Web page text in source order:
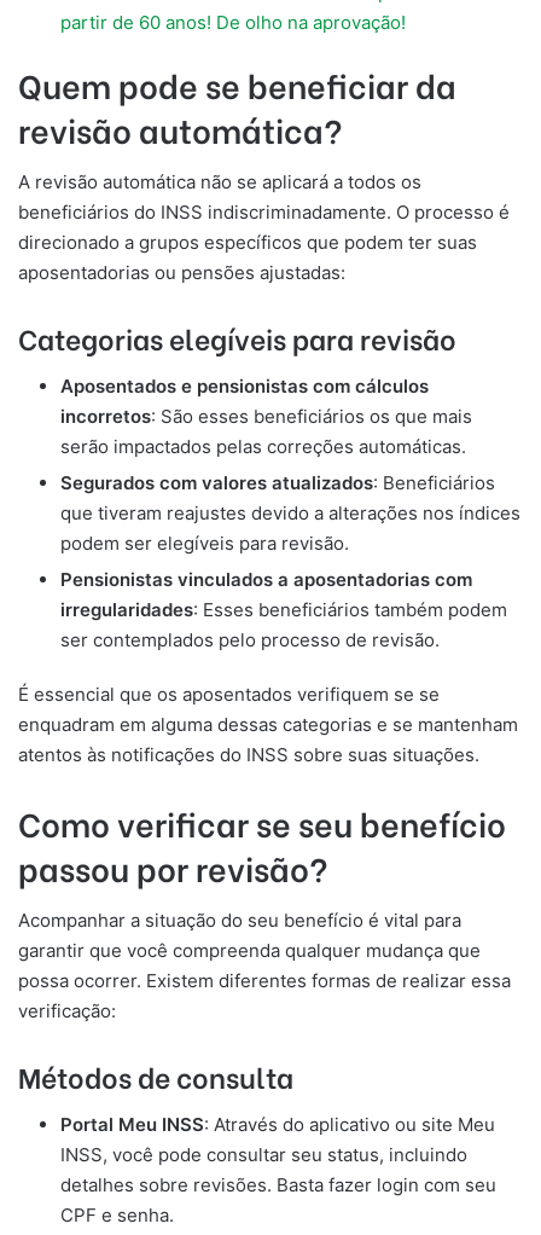
partir de 60 anos! De olho na aprovação!
Quem pode se beneficiar da
revisão automática?
A revisão automática não se aplicará a todos os
beneficiários do INSS indiscriminadamente. O processo é
direcionado a grupos específicos que podem ter suas
aposentadorias ou pensões ajustadas:
Categorias elegíveis para revisão
Aposentados e pensionistas com cálculos
incorretos: São esses beneficiários os que mais
serão impactados pelas correções automáticas.
Segurados com valores atualizados: Beneficiários
que tiveram reajustes devido a alterações nos índices
podem ser elegíveis para revisão.
Pensionistas vinculados a aposentadorias com
irregularidades: Esses beneficiários também podem
ser contemplados pelo processo de revisão.
É essencial que os aposentados verifiquem se se
enquadram em alguma dessas categorias e se mantenham
atentos às notificações do INSS sobre suas situações.
Como verificar se seu benefício
passou por revisão?
Acompanhar a situação do seu benefício é vital para
garantir que você compreenda qualquer mudança que
possa ocorrer. Existem diferentes formas de realizar essa
verificação:
Métodos de consulta
Portal Meu INSS: Através do aplicativo ou site Meu
INSS, você pode consultar seu status, incluindo
detalhes sobre revisões. Basta fazer login com seu
CPF e senha.